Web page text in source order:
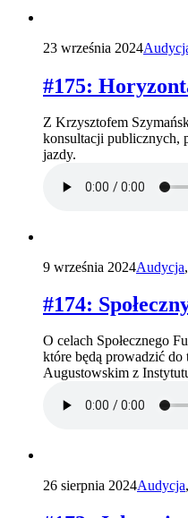
23 września 2024
#175:
Z Krzysztofem
konsultacji publicznych,
jazdy.
9 września 2024Audycja,
#174:
O celach Społecznego
które będą prowadzić
Augustowskim z
26 sierpnia 2024Audycja,